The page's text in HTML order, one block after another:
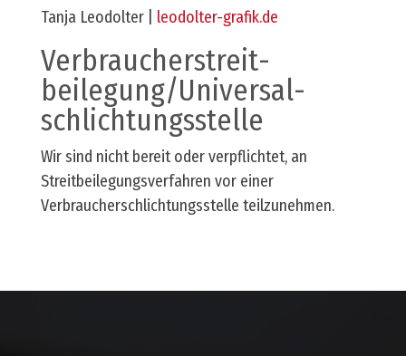
Tanja Leodolter | leodolter-grafik.de
Verbraucher­streit­
beilegung/Universal­
schlichtungs­stelle
Wir sind nicht bereit oder verpflichtet, an
Streitbeilegungsverfahren vor einer
Verbraucherschlichtungsstelle teilzunehmen.